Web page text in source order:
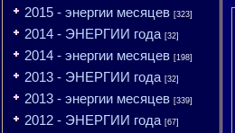
2015 - энергии месяцев [323]
2014 - ЭНЕРГИИ года [32]
2014 - энергии месяцев [198]
2013 - ЭНЕРГИИ года [32]
2013 - энергии месяцев [339]
2012 - ЭНЕРГИИ года [67]